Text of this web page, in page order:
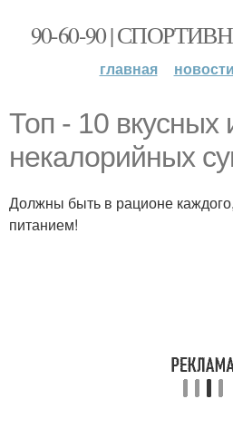
90-60-90 |
главная новости
Топ - 10 вкусных
некалорийных
Должны быть в рационе
питанием!